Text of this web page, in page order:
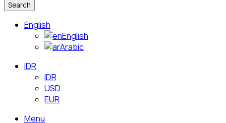
Search
English
English
Arabic
IDR
IDR
USD
EUR
Menu